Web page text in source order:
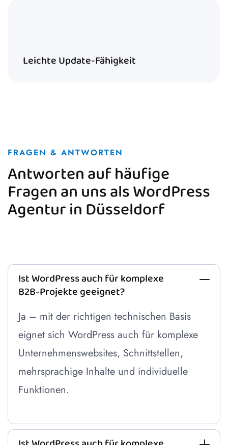
Leichte Update-Fähigkeit
FRAGEN & ANTWORTEN
Antworten auf häufige
Fragen an uns als WordPress
Agentur in Düsseldorf
Ist WordPress auch für komplexe
B2B-Projekte geeignet?
Ja – mit der richtigen technischen Basis
eignet sich WordPress auch für komplexe
Unternehmenswebsites, Schnittstellen,
mehrsprachige Inhalte und individuelle
Funktionen.